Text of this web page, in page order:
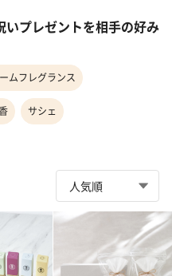
プレゼントを相手の好み
ムフレグランス
サシェ